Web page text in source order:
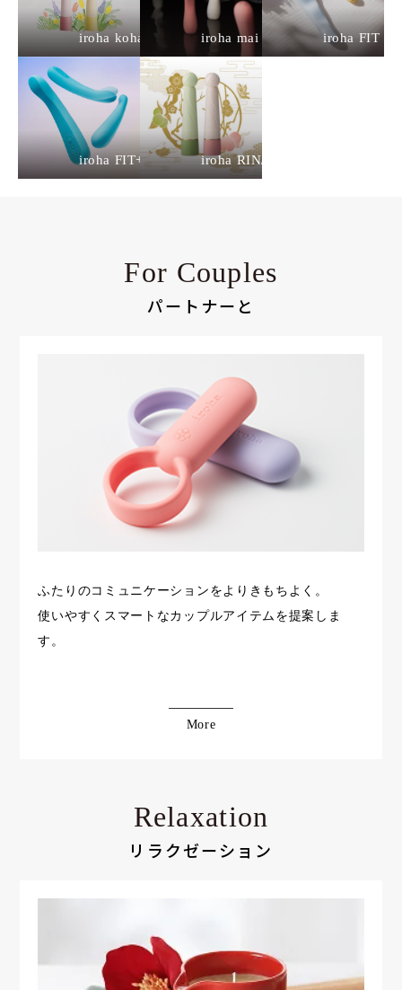
iroha koharu iroha mai iroha FIT
iroha FIT+ iroha RIN/RIN+
For Couples
パートナーと
ふたりのコミュニケーションをよりきもちよく。
使いやすくスマートなカップルアイテムを提案しま
す。
More
Relaxation
リラクゼーション